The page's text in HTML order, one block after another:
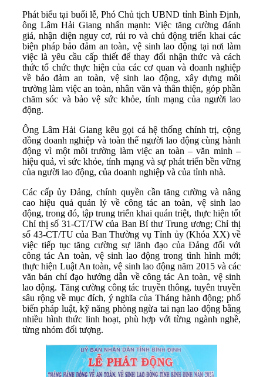
Phát biểu tại buổi lễ, Phó Chủ tịch UBND tỉnh Bình Định,
ông Lâm Hải Giang nhấn mạnh: Việc tăng cường đánh
giá, nhận diện nguy cơ, rủi ro và chủ động triển khai các
biện pháp bảo đảm an toàn, vệ sinh lao động tại nơi làm
việc là yêu cầu cấp thiết để thay đổi nhận thức và cách
thức tổ chức thực hiện của các cơ quan và doanh nghiệp
về bảo đảm an toàn, vệ sinh lao động, xây dựng môi
trường làm việc an toàn, nhân văn và thân thiện, góp phần
chăm sóc và bảo vệ sức khỏe, tính mạng của người lao
động.
Ông Lâm Hải Giang kêu gọi cả hệ thống chính trị, cộng
đồng doanh nghiệp và toàn thể người lao động cùng hành
động vì một môi trường làm việc an toàn – văn minh –
hiệu quả, vì sức khỏe, tính mạng và sự phát triển bền vững
của người lao động, của doanh nghiệp và của tỉnh nhà.
Các cấp ủy Đảng, chính quyền cần tăng cường và nâng
cao hiệu quả quản lý về công tác an toàn, vệ sinh lao
động, trong đó, tập trung triển khai quán triệt, thực hiện tốt
Chỉ thị số 31-CT/TW của Ban Bí thư Trung ương; Chỉ thị
số 43-CT/TU của Ban Thường vụ Tỉnh ủy (Khóa XX) về
việc tiếp tục tăng cường sự lãnh đạo của Đảng đối với
công tác An toàn, vệ sinh lao động trong tình hình mới;
thực hiện Luật An toàn, vệ sinh lao động năm 2015 và các
văn bản chỉ đạo hướng dẫn về công tác An toàn, vệ sinh
lao động. Tăng cường công tác truyền thông, tuyên truyền
sâu rộng về mục đích, ý nghĩa của Tháng hành động; phổ
biến pháp luật, kỹ năng phòng ngừa tai nạn lao động bằng
nhiều hình thức linh hoạt, phù hợp với từng ngành nghề,
từng nhóm đối tượng.